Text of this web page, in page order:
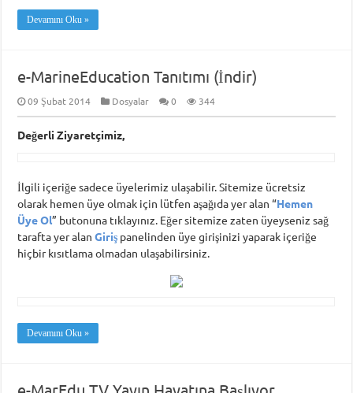
Devamını Oku »
e-MarineEducation Tanıtımı (İndir)
09 Şubat 2014 Dosyalar 0 344
Değerli Ziyaretçimiz,
İlgili içeriğe sadece üyelerimiz ulaşabilir. Sitemize ücretsiz
olarak hemen üye olmak için lütfen aşağıda yer alan “Hemen
Üye Ol” butonuna tıklayınız. Eğer sitemize zaten üyeyseniz sağ
tarafta yer alanGiriş panelinden üye girişinizi yaparak içeriğe
hiçbir kısıtlama olmadan ulaşabilirsiniz.
Devamını Oku »